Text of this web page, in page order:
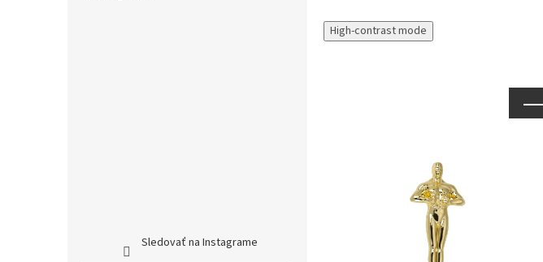
Sledovať na Instagrame
High-contrast mode